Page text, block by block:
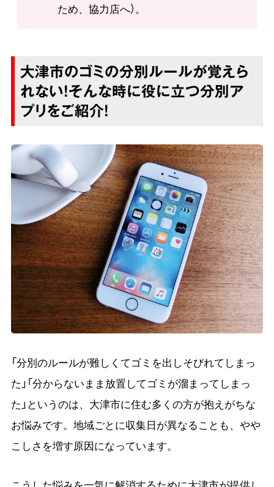
ため、協力店へ）。
大津市のゴミの分別ルールが覚えら
れない！そんな時に役に立つ分別ア
プリをご紹介！
「分別のルールが難しくてゴミを出しそびれてしまっ
た」「分からないまま放置してゴミが溜まってしまっ
た」というのは、大津市に住む多くの方が抱えがちな
お悩みです。地域ごとに収集日が異なることも、やや
こしさを増す原因になっています。